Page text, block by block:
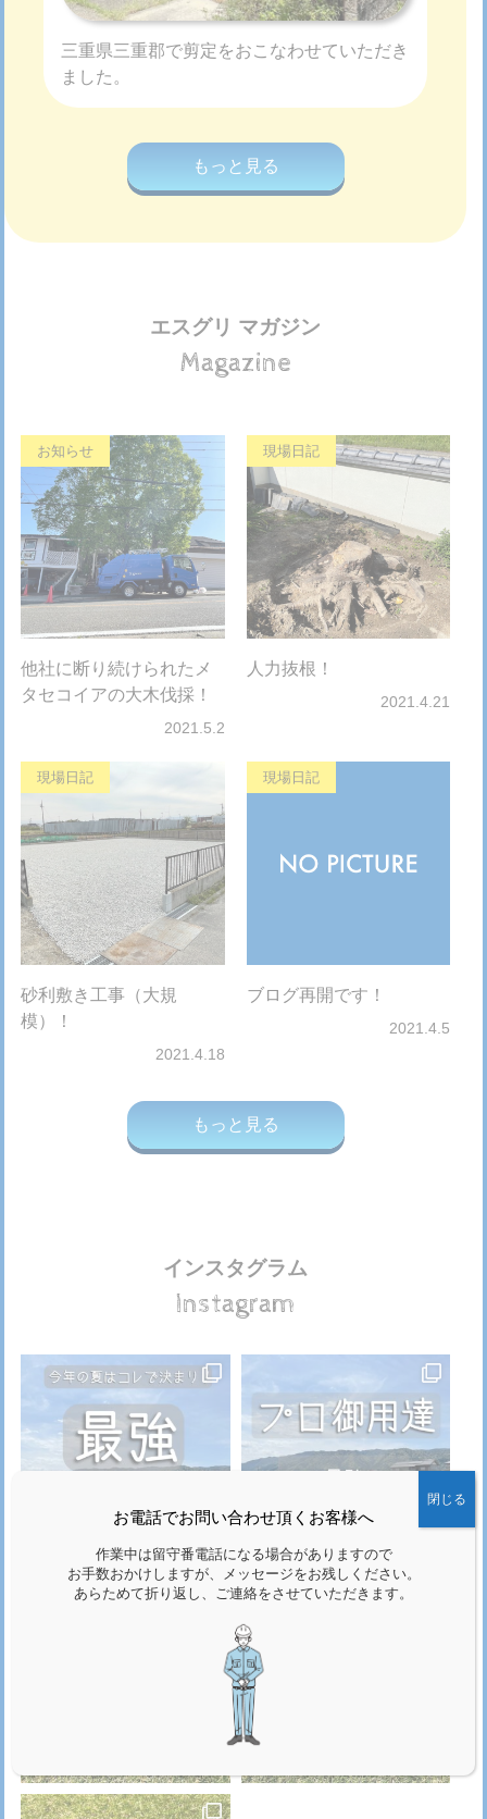
三重県三重郡で剪定をおこなわせていただき
ました。
もっと見る
エスグリ マガジン
Magazine
お知らせ
他社に断り続けられたメ
タセコイアの大木伐採！
2021.5.2
現場日記
人力抜根！
2021.4.21
現場日記
砂利敷き工事（大規
模）！
2021.4.18
現場日記
ブログ再開です！
2021.4.5
もっと見る
インスタグラム
Instagram
お電話でお問い合わせ頂くお客様へ
作業中は留守番電話になる場合がありますので
お手数おかけしますが、メッセージをお残しください。
あらためて折り返し、ご連絡をさせていただきます。
閉じる